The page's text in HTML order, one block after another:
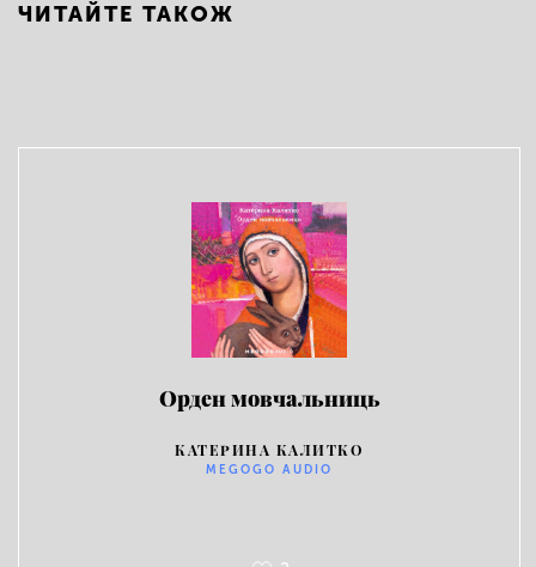
ЧИТАЙТЕ ТАКОЖ
Орден мовчальниць
КАТЕРИНА КАЛИТКО
MEGOGO AUDIO